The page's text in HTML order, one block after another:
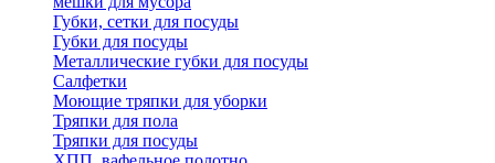
Губки, сетки для посуды
Губки для посуды
Металлические губки для посуды
Салфетки
Моющие тряпки для уборки
Тряпки для пола
Тряпки для посуды